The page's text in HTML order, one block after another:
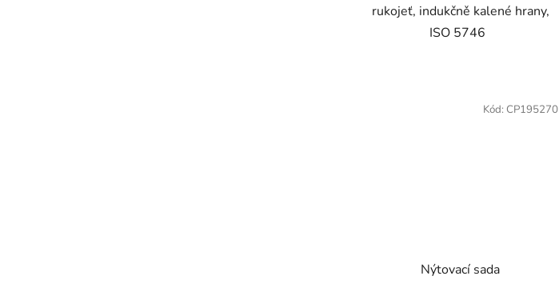
rukojeť, indukčně kalené hrany,
ISO 5746
Nýtovací sada
Kód: CP195270